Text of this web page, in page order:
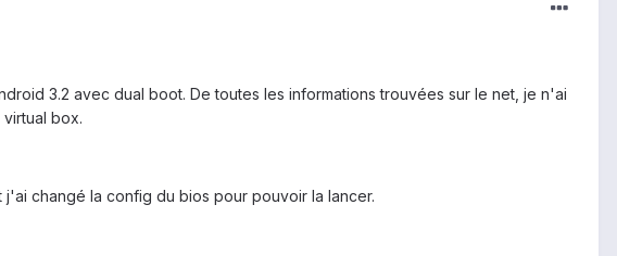
3.2 avec dual boot. De toutes les informations trouvées sur le net, je n'ai
box.
changé la config du bios pour pouvoir la lancer.